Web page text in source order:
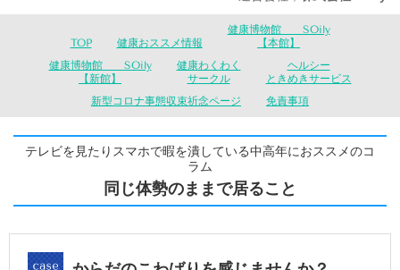
TOP 健康おススメ情報
健康博物館 SOily
【本館】
健康博物館 SOily
【新館】
健康わくわく
サークル
ヘルシー
ときめきサービス
新型コロナ事態収束祈念ページ
免責事項
テレビを見たりスマホで暇を潰している中高年におススメのコ
ラム
同じ体勢のままで居ること